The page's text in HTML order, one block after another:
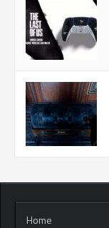
Home